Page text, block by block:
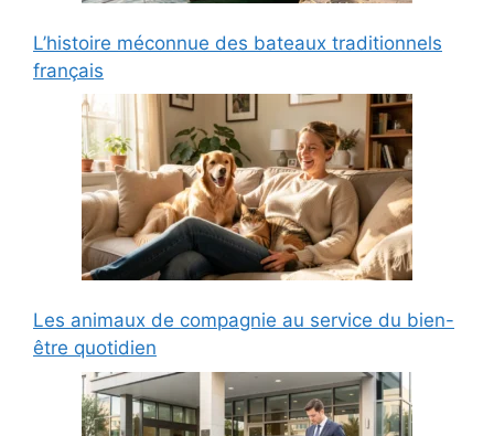
L’histoire méconnue des bateaux traditionnels
français
Les animaux de compagnie au service du bien-
être quotidien